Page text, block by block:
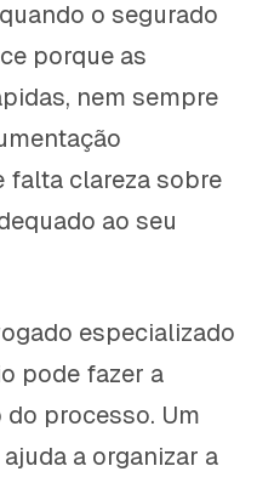
o segurado
porque as
nem sempre
falta clareza sobre
ao seu
especializado
pode fazer a
processo. Um
a organizar a